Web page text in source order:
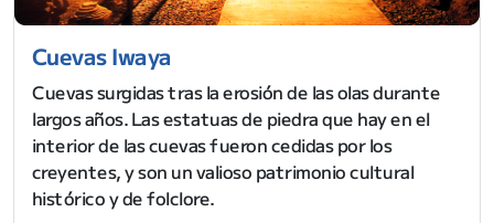
Cuevas Iwaya
Cuevas surgidas tras la erosión de las olas durante
largos años. Las estatuas de piedra que hay en el
interior de las cuevas fueron cedidas por los
creyentes, y son un valioso patrimonio cultural
histórico y de folclore.